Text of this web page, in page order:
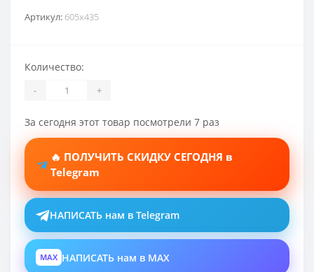
Артикул: 605x435
Количество:
- +
За сегодня этот товар посмотрели 7 раз
🔥 ПОЛУЧИТЬ СКИДКУ СЕГОДНЯ в
Telegram
НАПИСАТЬ нам в Telegram
MAX НАПИСАТЬ нам в MAX